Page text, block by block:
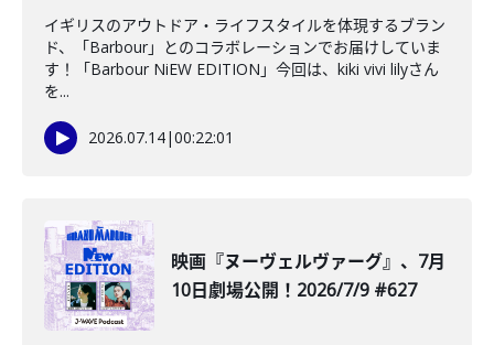
イギリスのアウトドア・ライフスタイルを体現するブラン
ド、「Barbour」とのコラボレーションでお届けしていま
す！「Barbour NiEW EDITION」今回は、kiki vivi lilyさん
を...
2026.07.14|00:22:01
映画『ヌーヴェルヴァーグ』、7月
10日劇場公開！2026/7/9 #627